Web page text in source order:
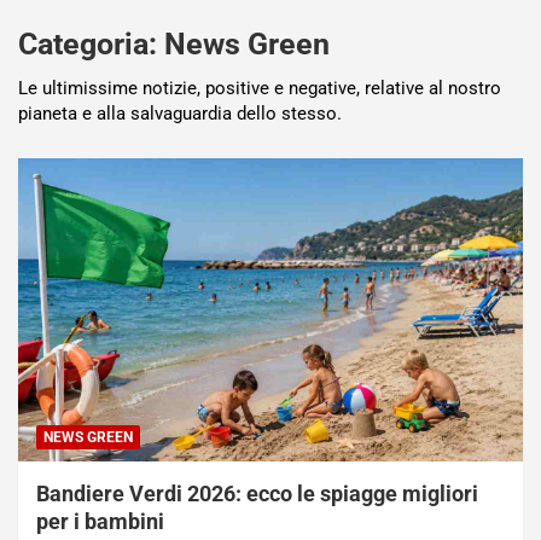
Categoria: News Green
Le ultimissime notizie, positive e negative, relative al nostro
pianeta e alla salvaguardia dello stesso.
NEWS GREEN
Bandiere Verdi 2026: ecco le spiagge migliori
per i bambini